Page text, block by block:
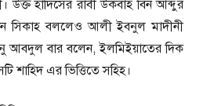
উক্ত হাদিসের রাবী উকবাহ বিন আব্দুর
সিকাহ বললেও আলী ইবনুল মাদীনী
আবদুল বার বলেন, ইলমিইয়াতের দিক
শাহিদ এর ভিত্তিতে সহিহ।